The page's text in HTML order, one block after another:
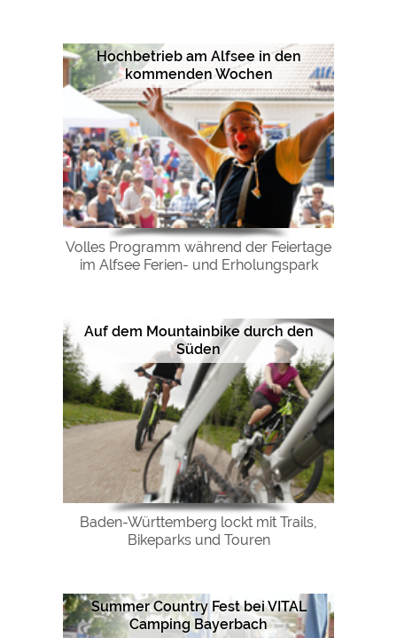
Hochbetrieb am Alfsee in den
kommenden Wochen
Volles Programm während der Feiertage
im Alfsee Ferien- und Erholungspark
Auf dem Mountainbike durch den
Süden
Baden-Württemberg lockt mit Trails,
Bikeparks und Touren
Summer Country Fest bei VITAL
Camping Bayerbach